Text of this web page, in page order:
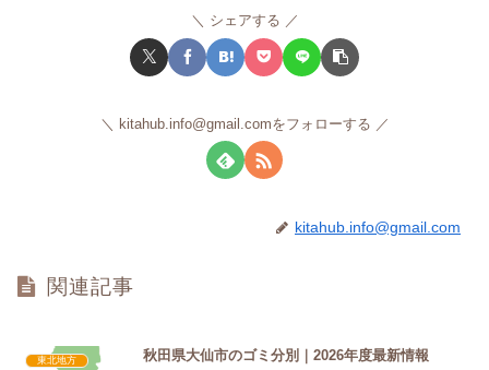
シェアする
kitahub.info@gmail.comをフォローする
kitahub.info@gmail.com
関連記事
東北地方 秋田県大仙市のゴミ分別｜2026年度最新情報